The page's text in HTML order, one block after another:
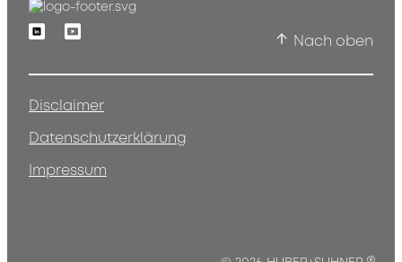
LinkedinYoutube
Nach oben
Disclaimer
Datenschutzerklärung
Impressum